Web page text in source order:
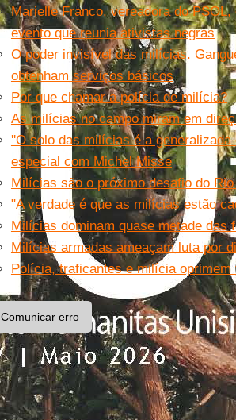
Marielle Franco, vereadora do
evento que reunia ativistas negras
O poder invisível das milícias.
obtenham serviços básicos
Por que chamar a polícia de milícia?
As milícias no campo miram em
''O solo das milícias é a
especial com Michel Misse
Milícias são o próximo desafio do
"A verdade é que as milícias estão
Milícias dominam quase metade das
Milícias armadas ameaçam luta por
Polícia, traficantes e milícia oprimem
Comunicar erro